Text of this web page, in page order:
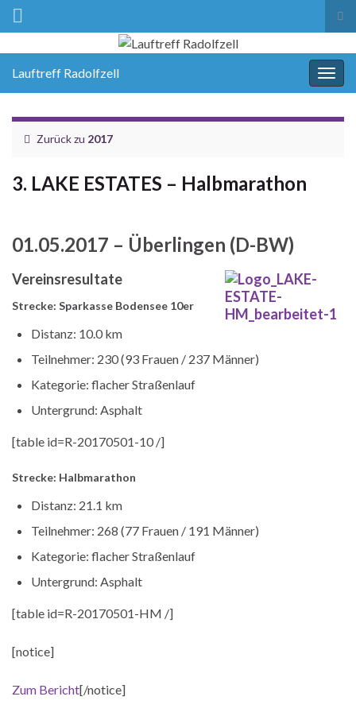
Lauftreff Radolfzell
Zurück zu 2017
3. LAKE ESTATES – Halbmarathon
01.05.2017 – Überlingen (D-BW)
Vereinsresultate
Strecke: Sparkasse Bodensee 10er
Distanz: 10.0 km
Teilnehmer: 230 (93 Frauen / 237 Männer)
Kategorie: flacher Straßenlauf
Untergrund: Asphalt
[table id=R-20170501-10 /]
Strecke: Halbmarathon
Distanz: 21.1 km
Teilnehmer: 268 (77 Frauen / 191 Männer)
Kategorie: flacher Straßenlauf
Untergrund: Asphalt
[table id=R-20170501-HM /]
[notice]
Zum Bericht[/notice]